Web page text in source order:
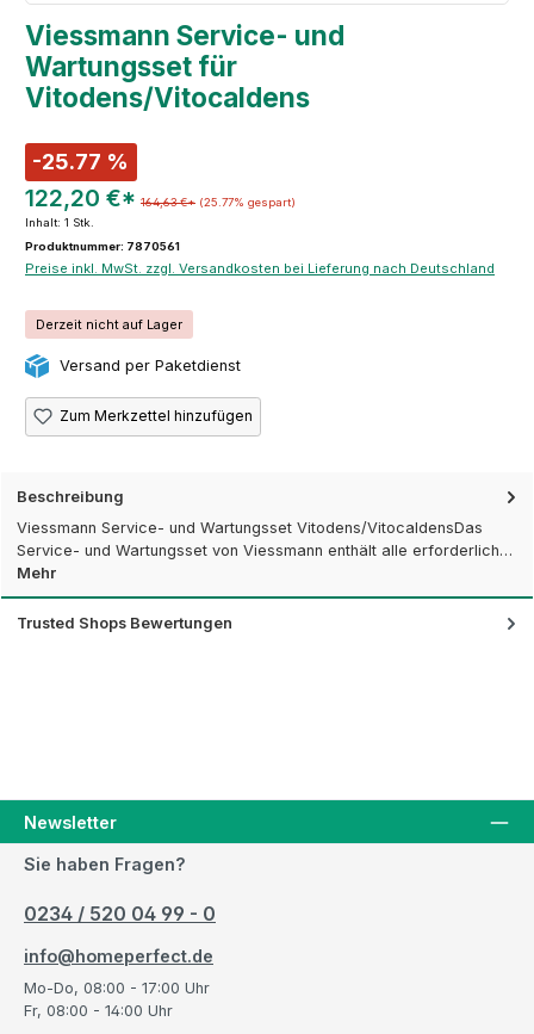
Viessmann Service- und
Wartungsset für
Vitodens/Vitocaldens
-25.77 %
122,20 €* 164,63 €* (25.77% gespart)
Inhalt: 1 Stk.
Produktnummer: 7870561
Preise inkl. MwSt. zzgl. Versandkosten bei Lieferung nach Deutschland
Derzeit nicht auf Lager
Versand per Paketdienst
Zum Merkzettel hinzufügen
Beschreibung
Viessmann Service- und Wartungsset Vitodens/VitocaldensDas
Service- und Wartungsset von Viessmann enthält alle erforderlich…
Mehr
Trusted Shops Bewertungen
Newsletter
Sie haben Fragen?
0234 / 520 04 99 - 0
info@homeperfect.de
Mo-Do, 08:00 - 17:00 Uhr
Fr, 08:00 - 14:00 Uhr